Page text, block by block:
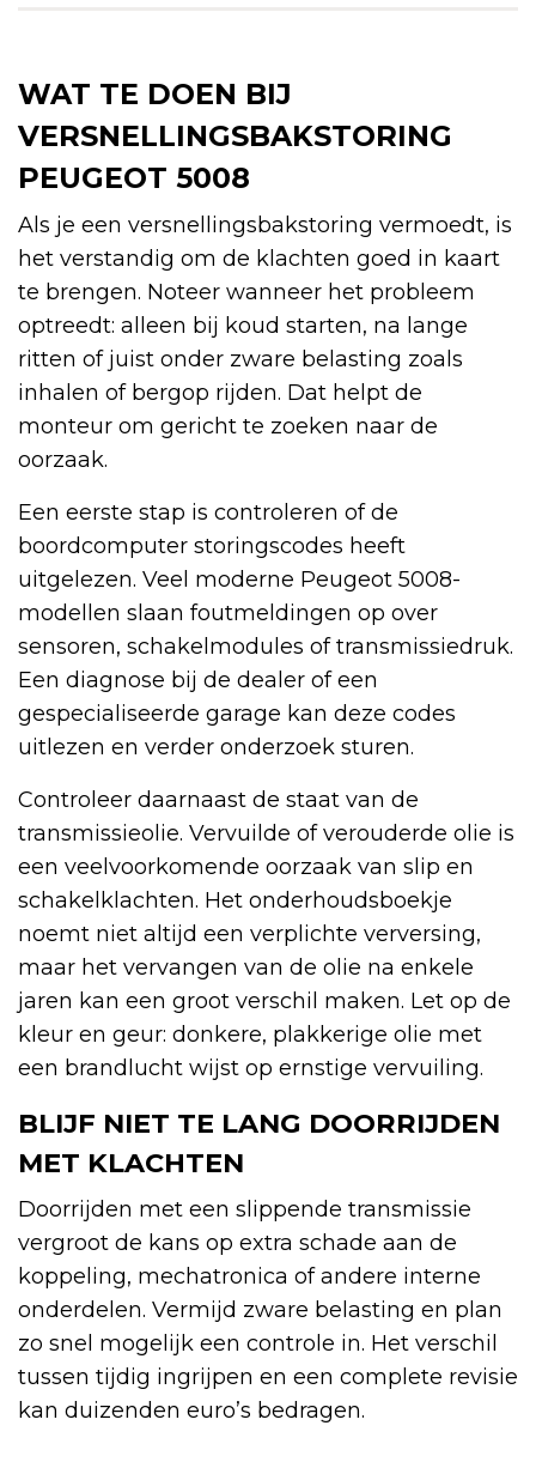
WAT TE DOEN BIJ
VERSNELLINGSBAKSTORING
PEUGEOT 5008
Als je een versnellingsbakstoring vermoedt, is
het verstandig om de klachten goed in kaart
te brengen. Noteer wanneer het probleem
optreedt: alleen bij koud starten, na lange
ritten of juist onder zware belasting zoals
inhalen of bergop rijden. Dat helpt de
monteur om gericht te zoeken naar de
oorzaak.
Een eerste stap is controleren of de
boordcomputer storingscodes heeft
uitgelezen. Veel moderne Peugeot 5008-
modellen slaan foutmeldingen op over
sensoren, schakelmodules of transmissiedruk.
Een diagnose bij de dealer of een
gespecialiseerde garage kan deze codes
uitlezen en verder onderzoek sturen.
Controleer daarnaast de staat van de
transmissieolie. Vervuilde of verouderde olie is
een veelvoorkomende oorzaak van slip en
schakelklachten. Het onderhoudsboekje
noemt niet altijd een verplichte verversing,
maar het vervangen van de olie na enkele
jaren kan een groot verschil maken. Let op de
kleur en geur: donkere, plakkerige olie met
een brandlucht wijst op ernstige vervuiling.
BLIJF NIET TE LANG DOORRIJDEN
MET KLACHTEN
Doorrijden met een slippende transmissie
vergroot de kans op extra schade aan de
koppeling, mechatronica of andere interne
onderdelen. Vermijd zware belasting en plan
zo snel mogelijk een controle in. Het verschil
tussen tijdig ingrijpen en een complete revisie
kan duizenden euro’s bedragen.